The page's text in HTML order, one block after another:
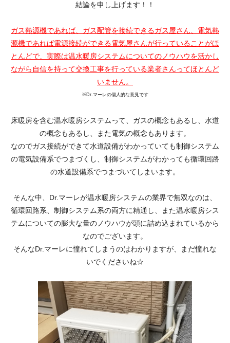
結論を申し上げます！！
ガス熱源機であれば、ガス配管を接続できるガス屋さん、電気熱
源機であれば電源接続ができる電気屋さんが行っていることがほ
とんどで、実際は温水暖房システムについてのノウハウを活かし
ながら自信を持って交換工事を行っている業者さんってほとんど
いません。
※Dr.マーレの個人的な意見です
床暖房を含む温水暖房システムって、ガスの概念もあるし、水道
の概念もあるし、また電気の概念もあります。
なのでガス接続ができて水道設備がわかっていても制御システム
の電気設備系でつまづくし、制御システムがわかっても循環回路
の水道設備系でつまづいてしまいます。
そんな中、Dr.マーレが温水暖房システムの業界で無双なのは、
循環回路系、制御システム系の両方に精通し、また温水暖房シス
テムについての膨大な量のノウハウが頭に詰め込まれているから
なのでございます。
そんなDr.マーレに憧れてしまうのはわかりますが、まだ憧れな
いでくださいね☆